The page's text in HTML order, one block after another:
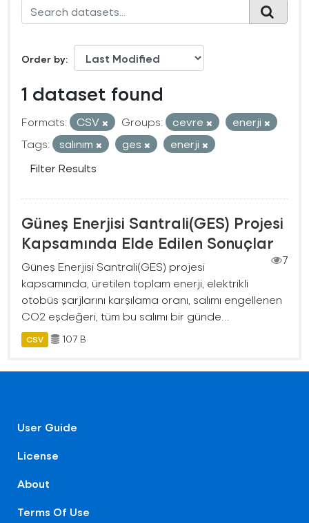
Order by
1 dataset found
Formats: CSV Groups: cevre
enerji
Tags:
salınım ges
enerji
Filter Results
Güneş Enerjisi Santrali(GES) Projesi
Kapsamında Elde Edilen Sonuçlar
7
Güneş Enerjisi Santrali(GES) projesi
kapsamında, üretilen toplam enerji, elektrikli
otobüs şarjlarını karşılama oranı, salımı engellenen
CO2 eşdeğeri, tüm bu salımı bir günde...
CSV 107 B
User Guide
License
About
Terms Of Use